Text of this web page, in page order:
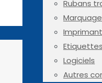
Rubans
Etiquettes
Logiciels
Autres